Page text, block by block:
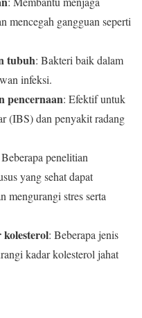
mencegah gangguan seperti
tubuh: Bakteri baik dalam
infeksi.
pencernaan: Efektif untuk
(IBS) dan penyakit radang
penelitian
yang sehat dapat
mengurangi stres serta
: Beberapa jenis
kadar kolesterol jahat